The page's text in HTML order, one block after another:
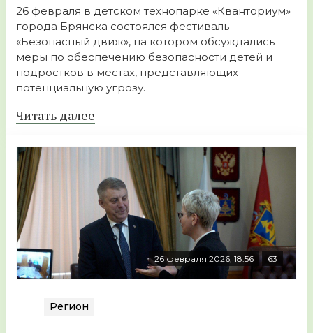
26 февраля в детском технопарке «Кванториум»
города Брянска состоялся фестиваль
«Безопасный движ», на котором обсуждались
меры по обеспечению безопасности детей и
подростков в местах, представляющих
потенциальную угрозу.
Читать далее
26 февраля 2026, 18:56 63
Регион